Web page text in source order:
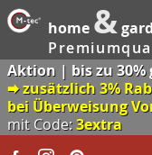
home &
Aktion | bis zu 30%
🠮 zusätzlich 3%
bei Überweisung
mit Code:3extra